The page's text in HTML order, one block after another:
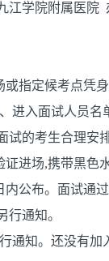
江学院附属医院
或指定候考点凭
进入面试人员名
试的考生合理安
证进场,携带黑
公布。面试通
行通知。
通知。还没有加